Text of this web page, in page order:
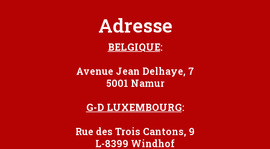
Adresse
BELGIQUE:
Avenue Jean Delhaye, 7
5001 Namur
G-D LUXEMBOURG:
Rue des Trois Cantons, 9
L-8399 Windhof